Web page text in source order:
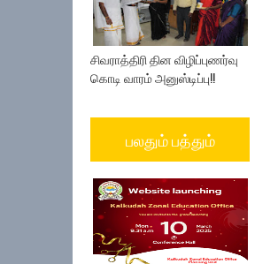
சிவராத்திரி தின விழிப்புணர்வு
கொடி வாரம் அனுஸ்டிப்பு!!
பலதும் பத்தும்